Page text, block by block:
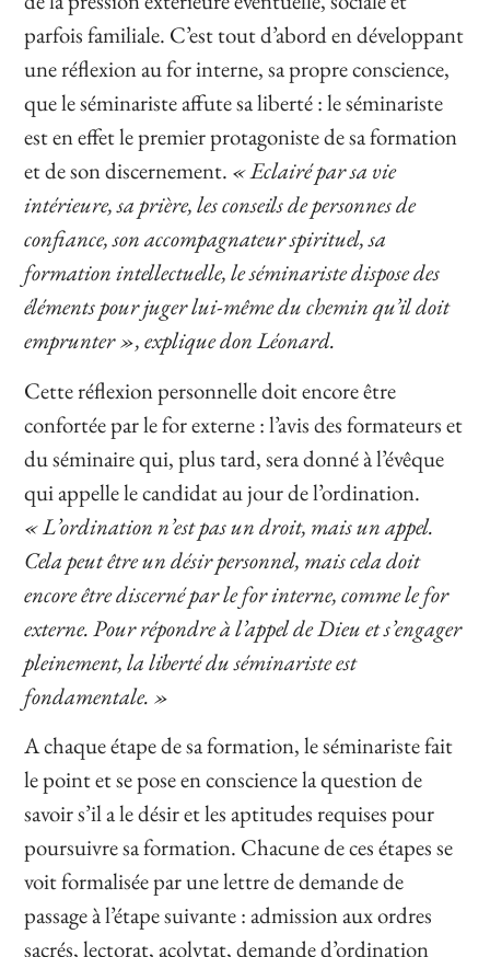
parfois familiale. C’est tout d’abord en développant
une réflexion au for interne, sa propre conscience,
que le séminariste affute sa liberté : le séminariste
est en effet le premier protagoniste de sa formation
et de son discernement. « Eclairé par sa vie
intérieure, sa prière, les conseils de personnes de
confiance, son accompagnateur spirituel, sa
formation intellectuelle, le séminariste dispose des
éléments pour juger lui-même du chemin qu’il doit
emprunter », explique don Léonard.
Cette réflexion personnelle doit encore être
confortée par le for externe : l’avis des formateurs et
du séminaire qui, plus tard, sera donné à l’évêque
qui appelle le candidat au jour de l’ordination.
« L’ordination n’est pas un droit, mais un appel.
Cela peut être un désir personnel, mais cela doit
encore être discerné par le for interne, comme le for
externe. Pour répondre à l’appel de Dieu et s’engager
pleinement, la liberté du séminariste est
fondamentale. »
A chaque étape de sa formation, le séminariste fait
le point et se pose en conscience la question de
savoir s’il a le désir et les aptitudes requises pour
poursuivre sa formation. Chacune de ces étapes se
voit formalisée par une lettre de demande de
passage à l’étape suivante : admission aux ordres
sacrés, lectorat, acolytat, demande d’ordination